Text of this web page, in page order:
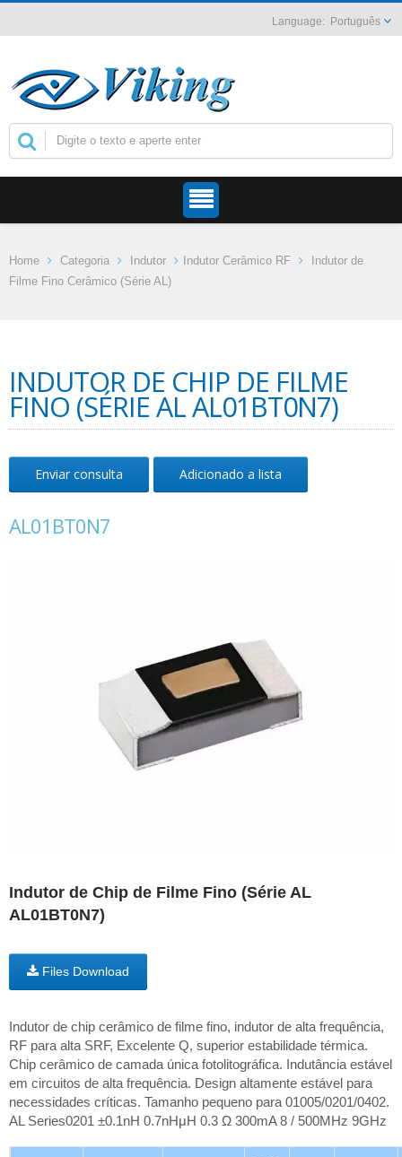
Português
Home Categoria Indutor Indutor Cerâmico RF
Indutor de
Filme Fino Cerâmico (Série AL)
INDUTOR DE CHIP DE FILME
FINO (SÉRIE AL AL01BT0N7)
Enviar consulta Adicionado a lista
AL01BT0N7
Indutor de Chip de Filme Fino (Série AL
AL01BT0N7)
Files Download
Indutor de chip cerâmico de filme fino, indutor de alta frequência,
RF para alta SRF, Excelente Q, superior estabilidade térmica.
Chip cerâmico de camada única fotolitográfica. Indutância estável
em circuitos de alta frequência. Design altamente estável para
necessidades críticas. Tamanho pequeno para 01005/0201/0402.
AL Series0201 ±0.1nH 0.7nHμH 0.3 Ω 300mA 8 / 500MHz 9GHz